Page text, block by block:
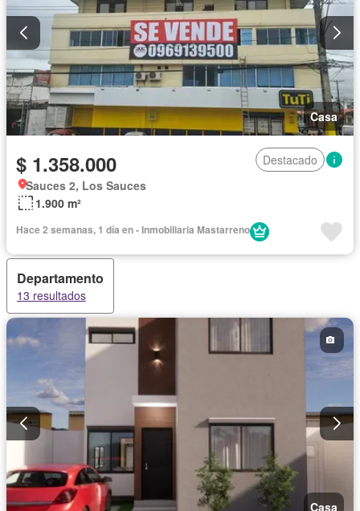
Casa
$ 1.358.000
Destacado
Sauces 2, Los Sauces
1.900 m²
Hace 2 semanas, 1 día en - Inmobiliaria Mastarreno
Departamento
13 resultados
Casa